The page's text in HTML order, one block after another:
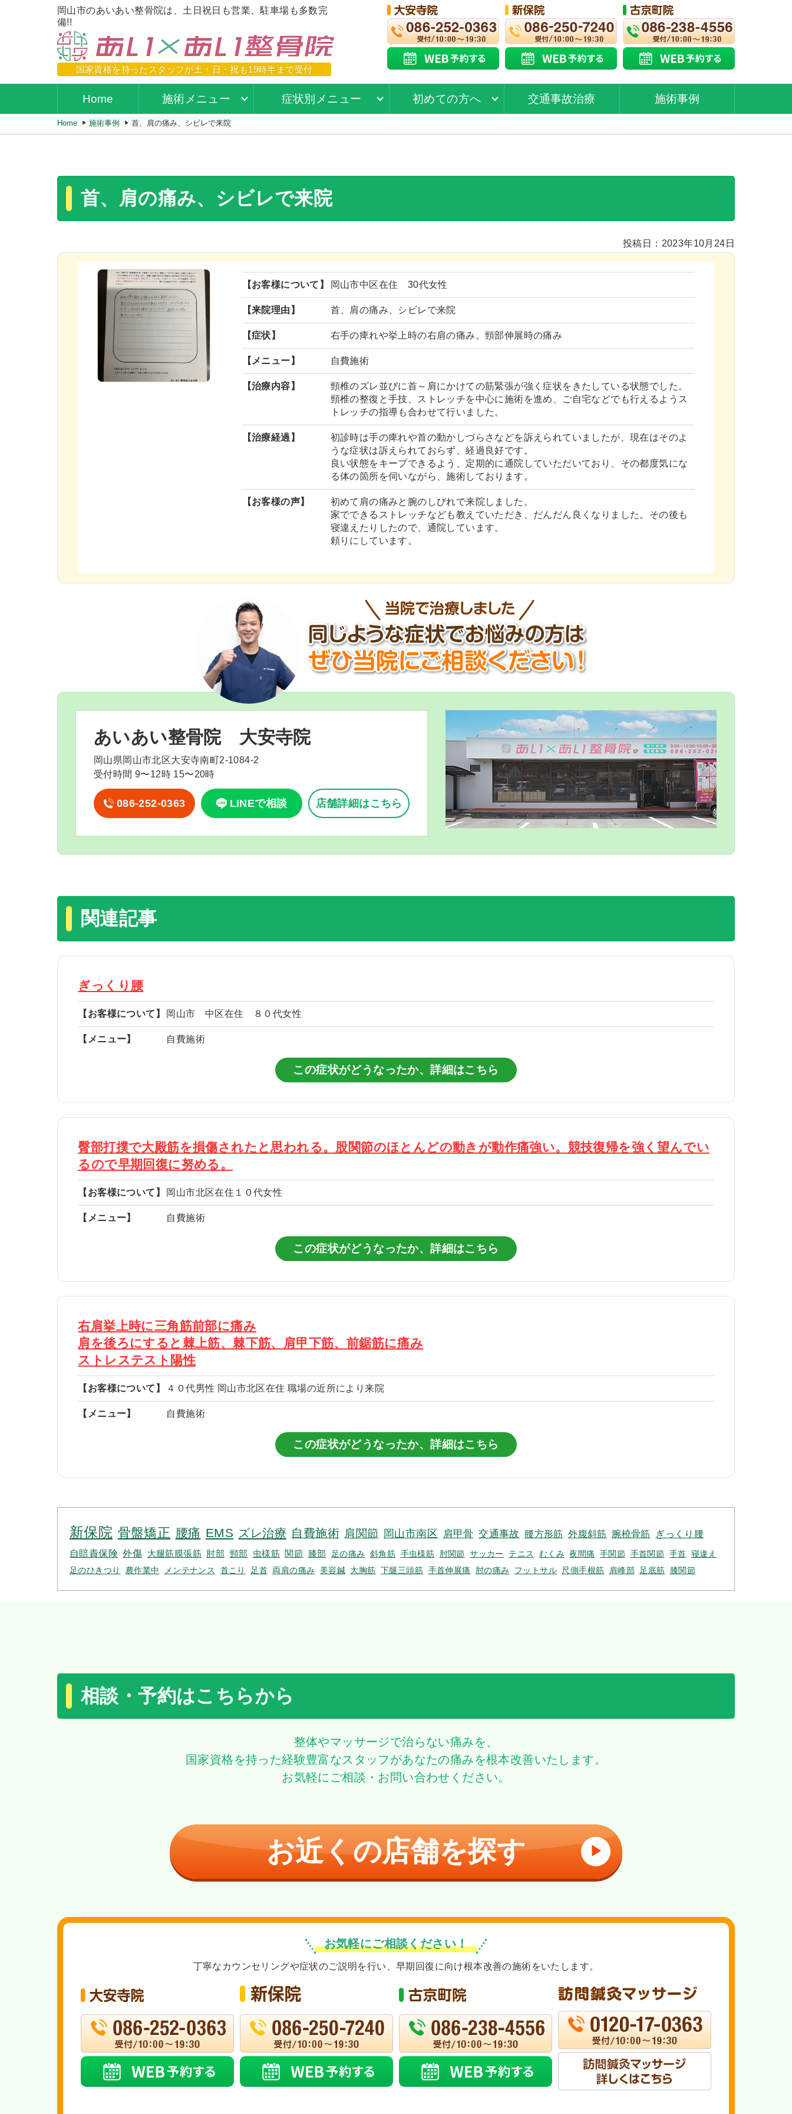
岡山市のあいあい整骨院は、土日祝日も営業、駐車場も多数完
備!!
国家資格を持ったスタッフが土・日・祝も19時半まで受付
Home 施術メニュー 症状別メニュー 初めての方へ 交通事故治療 施術事例
Home 施術事例 首、肩の痛み、シビレで来院
首、肩の痛み、シビレで来院
投稿日：2023年10月24日
【お客様について】 岡山市中区在住 30代女性
【来院理由】 首、肩の痛み、シビレで来院
【症状】 右手の痺れや挙上時の右肩の痛み。頸部伸展時の痛み
【メニュー】 自費施術
【治療内容】
頸椎のズレ並びに首～肩にかけての筋緊張が強く症状をきたしている状態でした。
頸椎の整復と手技、ストレッチを中心に施術を進め、ご自宅などでも行えるようス
トレッチの指導も合わせて行いました。
【治療経過】
初診時は手の痺れや首の動かしづらさなどを訴えられていましたが、現在はそのよ
うな症状は訴えられておらず、経過良好です。
良い状態をキープできるよう、定期的に通院していただいており、その都度気にな
る体の箇所を伺いながら、施術しております。
【お客様の声】
初めて肩の痛みと腕のしびれで来院しました。
家でできるストレッチなども教えていただき、だんだん良くなりました。その後も
寝違えたりしたので、通院しています。
頼りにしています。
あいあい整骨院 大安寺院
岡山県岡山市北区大安寺南町2-1084-2
受付時間 9〜12時 15〜20時
086-252-0363 LINEで相談 店舗詳細はこちら
関連記事
ぎっくり腰
【お客様について】 岡山市 中区在住 ８０代女性
【メニュー】 自費施術
この症状がどうなったか、詳細はこちら
臀部打撲で大殿筋を損傷されたと思われる。股関節のほとんどの動きが動作痛強い。競技復帰を強く望んでい
るので早期回復に努める。
【お客様について】 岡山市北区在住１０代女性
【メニュー】 自費施術
この症状がどうなったか、詳細はこちら
右肩挙上時に三角筋前部に痛み
肩を後ろにすると棘上筋、棘下筋、肩甲下筋、前鋸筋に痛み
ストレステスト陽性
【お客様について】 ４０代男性 岡山市北区在住 職場の近所により来院
【メニュー】 自費施術
この症状がどうなったか、詳細はこちら
新保院 骨盤矯正 腰痛 EMS ズレ治療 自費施術 肩関節 岡山市南区 肩甲骨 交通事故 腰方形筋 外腹斜筋 腕橈骨筋
ぎっくり腰
自賠責保険 外傷 大腿筋膜張筋 肘部 頸部 虫様筋 関節 膝部 足の痛み 斜角筋 手虫様筋 肘関節 サッカー テニス むくみ 夜間痛 手関節 手首関節 手首 寝違え
足のひきつり
農作業中 メンテナンス 首こり 足首 両肩の痛み 美容鍼 大胸筋 下腿三頭筋 手首伸展痛 肘の痛み フットサル 尺側手根筋 肩峰部 足底筋 膝関節
相談・予約はこちらから
整体やマッサージで治らない痛みを、
国家資格を持った経験豊富なスタッフがあなたの痛みを根本改善いたします。
お気軽にご相談・お問い合わせください。
お近くの店舗を探す ▶
お気軽にご相談ください！
丁寧なカウンセリングや症状のご説明を行い、早期回復に向け根本改善の施術をいたします。